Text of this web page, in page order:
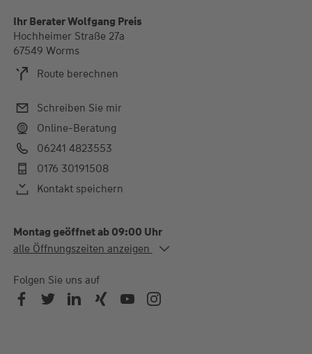
Ihr Berater Wolfgang Preis
Hochheimer Straße 27a
67549 Worms
Route berechnen
Schreiben Sie mir
Online-Beratung
06241 4823553
0176 30191508
Kontakt speichern
Montag geöffnet ab 09:00 Uhr
Alle Öffnungszeiten
Di.
Mi. - Do.
09:00-20:00 Uhr
Fr.
09:00-18:00 Uhr
alle Öffnungszeiten anzeigen
Folgen Sie uns auf